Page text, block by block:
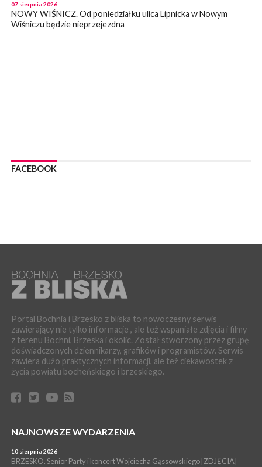
07 sierpnia 2026
NOWY WIŚNICZ. Od poniedziałku ulica Lipnicka w Nowym
Wiśniczu będzie nieprzejezdna
LIPNICA MUROWANA. Zostanie wyremontowana droga w
Lipnicy Górnej. Podpisano umowę na realizację tej inwestycji
WYDARZENIA
06 sierpnia 2026
BOCHNIA. W niedzielę memoriałowy Bieg Majora Bacy. Będą
WYDARZENIA
06 sierpnia 2026
BOCHNIA. Podpisano umowę na wykonanie dokumentacji
projektowej przebudowy ulicy Dołuszyckiej
WYDARZENIA
06 sierpnia 2026
POWIAT BRZESKI. Blisko dzieci, blisko rodziców – warsztaty dla
WYDARZENIA
POWIAT BRZESKI. W Wytrzyszczce karetka zderzyła się z
samochodem osobowym
FACEBOOK
Portal Bochnia i Brzesko z bliska to nowoczesny serwis
zawierający nie tylko informacje , ale też wspaniałe zdjęcia i filmy
z terenu Bochni, Brzeska i okolic. Został stworzony przez grupę
doświadczonych dziennikarzy, grafików i programistów. Serwis
zawiera dużo praktycznych informacji, ale też ciekawostek z
życia powiatu bocheńskiego i brzeskiego.
NAJNOWSZE WYDARZENIA
10 sierpnia 2026
BRZESKO. Senior Party i koncert Wojciecha Gąssowskiego [ZDJĘCIA]